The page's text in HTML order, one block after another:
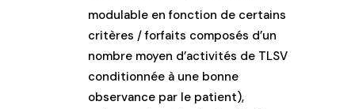
modulable en fonction de certains
critères / forfaits composés d’un
nombre moyen d’activités de TLSV
conditionnée à une bonne
observance par le patient),